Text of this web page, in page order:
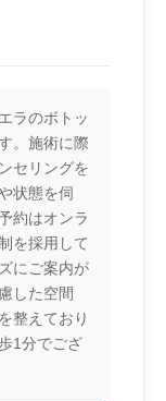
ラのボトッ
。施術に際
セリングを
状態を伺
約はオンラ
を採用して
にご案内が
した空間
整えており
1分でござ